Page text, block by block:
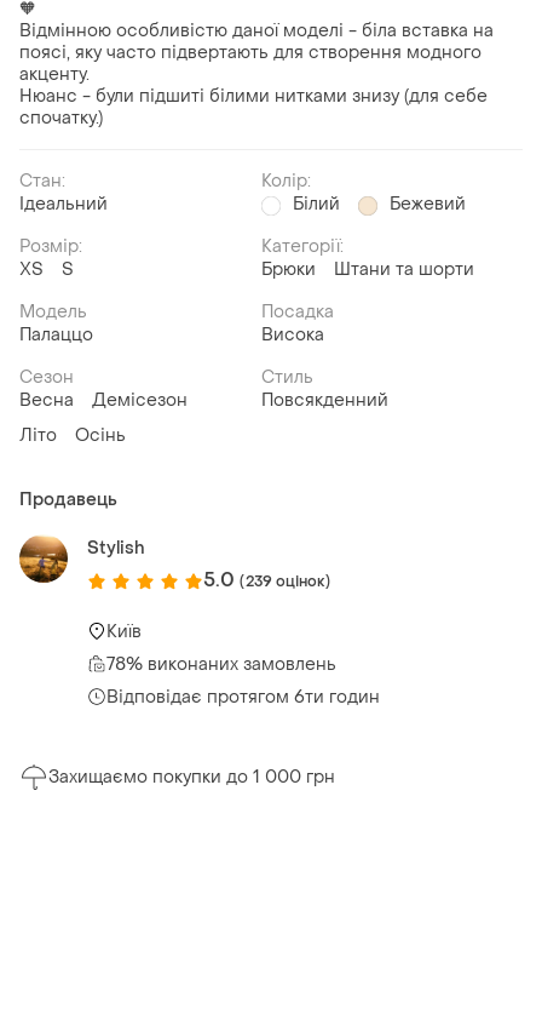
🧡
Відмінною особливістю даної моделі - біла вставка на
поясі, яку часто підвертають для створення модного
акценту.
Нюанс - були підшиті білими нитками знизу (для себе
спочатку.)
Стан:
Ідеальний
Колір:
Білий
Бежевий
Розмір:
ХS
S
Категорії:
Брюки
Штани та шорти
Модель
Палаццо
Посадка
Висока
Сезон
Весна
Демісезон
Літо
Осінь
Стиль
Повсякденний
Продавець
Stylish
5.0 (239 оцінок)
Київ
78% виконаних замовлень
Відповідає протягом 6ти годин
Захищаємо покупки до 1 000 грн